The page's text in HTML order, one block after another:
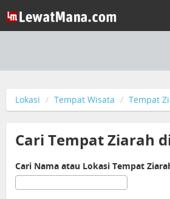
Lokasi Tempat Wisata Tempat
Cari Tempat Ziarah
Cari Nama atau Lokasi Tempat